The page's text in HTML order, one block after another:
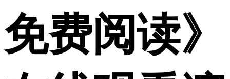
免费阅读》